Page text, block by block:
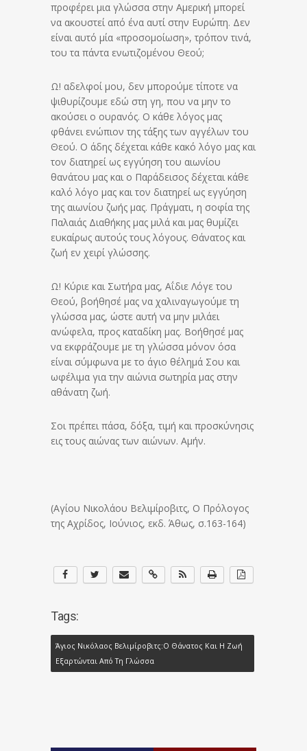
προφέρει μια γλώσσα στην Αμερική μπορεί
να ακουστεί από ένα αυτί στην Ευρώπη. Δεν
είναι αυτό μία «προσομοίωση», τρόπον τινά,
του τα πάντα ενωτιζομένου Θεού;
Ω! αδελφοί μου, δεν μπορούμε τίποτε να
ψιθυρίζουμε εδώ στη γη, που να μην το
ακούσει ο ουρανός. Ο κάθε λόγος μας
φθάνει ενώπιον της τάξης των αγγέλων του
Θεού. Ο άδης δέχεται κάθε κακό λόγο μας και
τον διατηρεί ως εγγύηση του αιωνίου
θανάτου μας και ο Παράδεισος δέχεται κάθε
καλό λόγο μας και τον διατηρεί ως εγγύηση
της αιωνίου ζωής μας. Πράγματι, η σοφία της
Παλαιάς Διαθήκης μας μιλά και μας θυμίζει
ευκαίρως αυτούς τους λόγους. Θάνατος και
ζωή εν χειρί γλώσσης.
Ω! Κύριε και Σωτήρα μας, Αΐδιε Λόγε του
Θεού, βοήθησέ μας να χαλιναγωγούμε τη
γλώσσα μας, ώστε αυτή να μην μιλάει
ανώφελα, προς καταδίκη μας. Βοήθησέ μας
να εκφράζουμε με τη γλώσσα μόνον όσα
είναι σύμφωνα με το άγιο θέλημά Σου και
ωφέλιμα για την αιώνια σωτηρία μας στην
αθάνατη ζωή.
Σοι πρέπει πάσα, δόξα, τιμή και προσκύνησις
εις τους αιώνας των αιώνων. Αμήν.
(Αγίου Νικολάου Βελιμίροβιτς, Ο Πρόλογος
της Αχρίδος, Ιούνιος, εκδ. Άθως, σ.163-164)
Tags:
Άγιος Νικόλαος Βελιμίροβιτς:Ο Θάνατος Και Η Ζωή
Εξαρτώνται Από Τη Γλώσσα